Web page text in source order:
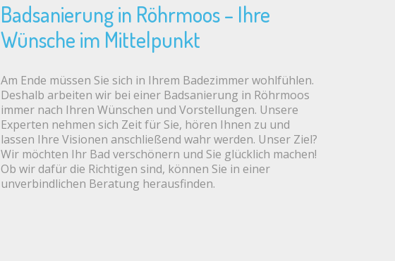
Badsanierung in Röhrmoos – Ihre
Wünsche im Mittelpunkt
Am Ende müssen Sie sich in Ihrem Badezimmer wohlfühlen.
Deshalb arbeiten wir bei einer Badsanierung in Röhrmoos
immer nach Ihren Wünschen und Vorstellungen. Unsere
Experten nehmen sich Zeit für Sie, hören Ihnen zu und
lassen Ihre Visionen anschließend wahr werden. Unser Ziel?
Wir möchten Ihr Bad verschönern und Sie glücklich machen!
Ob wir dafür die Richtigen sind, können Sie in einer
unverbindlichen Beratung herausfinden.